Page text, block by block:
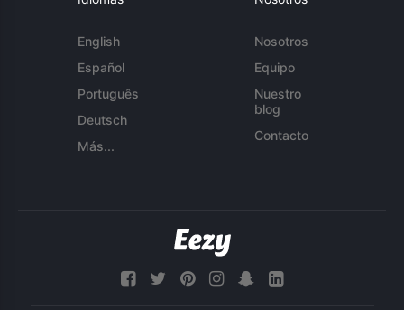
English
Español
Português
Deutsch
Más...
Nosotros
Equipo
Nuestro
blog
Contacto